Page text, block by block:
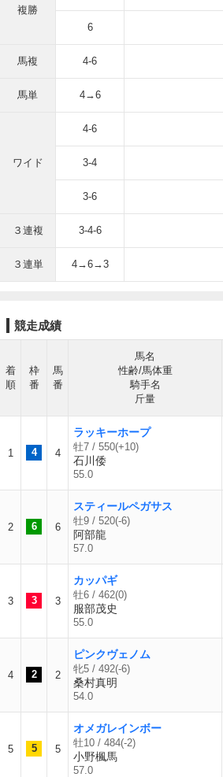
複勝
6
馬複 4-6
馬単 4→6
ワイド
4-6
3-4
3-6
３連複 3-4-6
３連単 4→6→3
競走成績
着
順
枠
番
馬
番
馬名
性齢/馬体重
騎手名
斤量
1 4 4
ラッキーホープ
牡7 / 550(+10)
石川倭
55.0
2 6 6
スティールペガサス
牡9 / 520(-6)
阿部龍
57.0
3 3 3
カッパギ
牡6 / 462(0)
服部茂史
55.0
4 2 2
ピンクヴェノム
牝5 / 492(-6)
桑村真明
54.0
5 5 5
オメガレインボー
牡10 / 484(-2)
小野楓馬
57.0